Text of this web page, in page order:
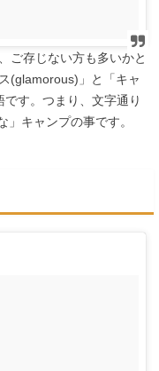
ご存じない方も多いかと
(glamorous)」と「キャ
す。つまり、文字通り
」キャンプの事です。